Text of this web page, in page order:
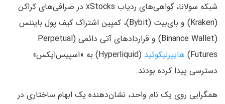
شبکه سولانا، گواهی‌های ردیاب xStocks در صرافی‌های کراکن
(Kraken) و بای‌بیت (Bybit)، کمپین اشتراک کیف پول بایننس
(Binance Wallet) و قراردادهای آتی دائمی (Perpetual
Futures) هایپرلیکوئید
(Hyperliquid) به «اسپیس‌ایکس»
دسترسی پیدا کرده بودند.
همگرایی روی یک نام واحد، نشان‌دهنده یک ابهام ساختاری در